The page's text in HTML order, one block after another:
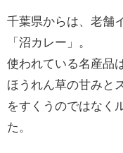
千葉県からは、老舗
「沼カレー」。
使われている名産品
ほうれん草の甘みと
をすくうのではなく
た。